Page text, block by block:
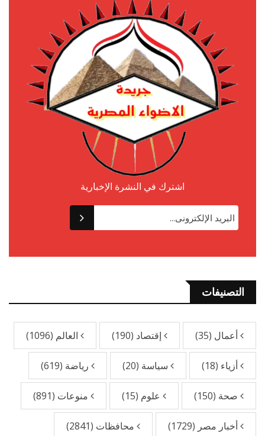
اشترك في النشرة الإخبارية
التصنيفات
أعمال (35) إقتصاد (190) العالم (1096)
أزياء (18) سياسة (20) رياضة (619)
صحة (150) علوم (15) منوعات (891)
أخبار مصر (1729) محافظات (2841)